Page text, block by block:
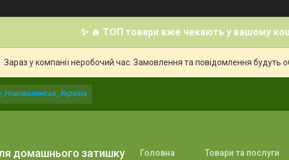
✨ 🔥 ТОП товари вже чекають у вашому
Зараз у компанії неробочий час. Замовлення та повідомлення будуть
Нововолинськ, Україна
домашнього затишку Головна Товари та послуги